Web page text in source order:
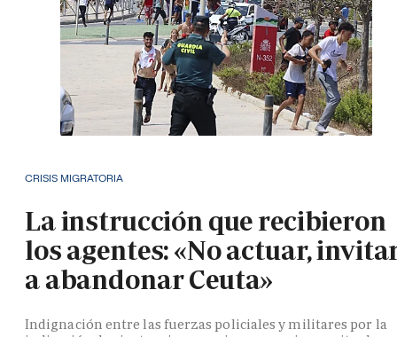
CRISIS MIGRATORIA
La instrucción que recibieron
los agentes: «No actuar,
a abandonar Ceuta»
Indignación entre las fuerzas policiales y militares por la